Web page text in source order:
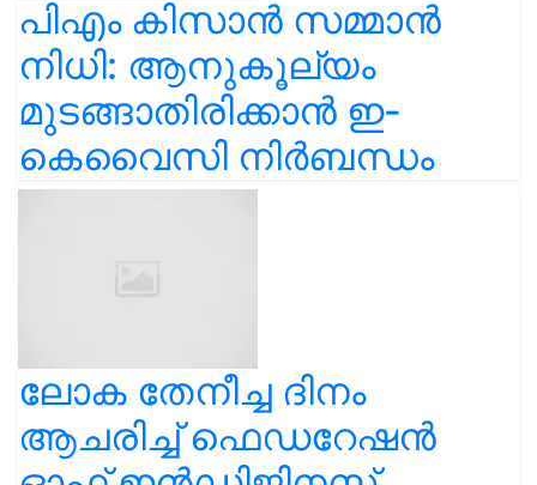
പിഎം കിസാൻ സമ്മാൻ
നിധി: ആനുകൂല്യം
മുടങ്ങാതിരിക്കാൻ ഇ-
കെവൈസി നിർബന്ധം
ലോക തേനീച്ച ദിനം
ആചരിച്ച് ഫെഡറേഷൻ